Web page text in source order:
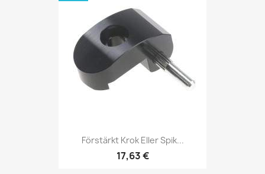
Förstärkt Krok Eller Spik...
17,63 €